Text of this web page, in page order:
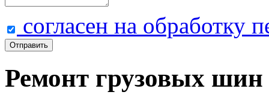
согласен на обработку
Отправить
Ремонт грузовых шин